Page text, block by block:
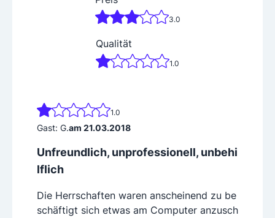
3.0
Qualität
1.0
1.0
Gast: G.am 21.03.2018
Unfreundlich, unprofessionell, unbehi
lflich
Die Herrschaften waren anscheinend zu be
schäftigt sich etwas am Computer anzusch